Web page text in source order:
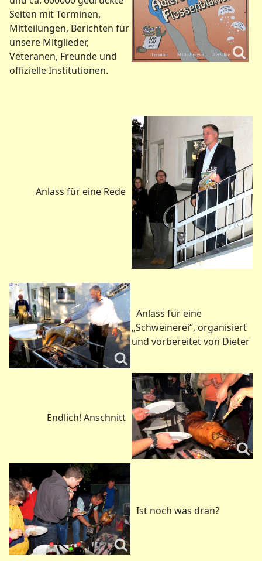
Seiten mit Terminen,
Mitteilungen, Berichten für
unsere Mitglieder,
Veteranen, Freunde und
offizielle Institutionen.
Anlass für eine Rede
Anlass für eine
„Schweinerei“, organisiert
und vorbereitet von Dieter
Endlich! Anschnitt
Ist noch was dran?